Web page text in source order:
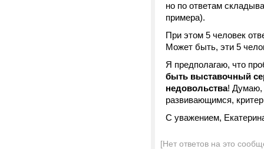
но по ответам
примера).
При этом 5 человек
Может быть, эти 5
Я предполагаю, что
быть выставочный
недовольства! Думаю,
развивающимся,
С уважением,
[Нет ответов на это